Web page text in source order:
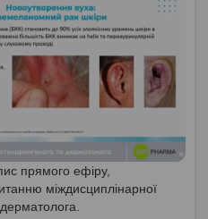
прямого ефіру,
міждисциплінарної